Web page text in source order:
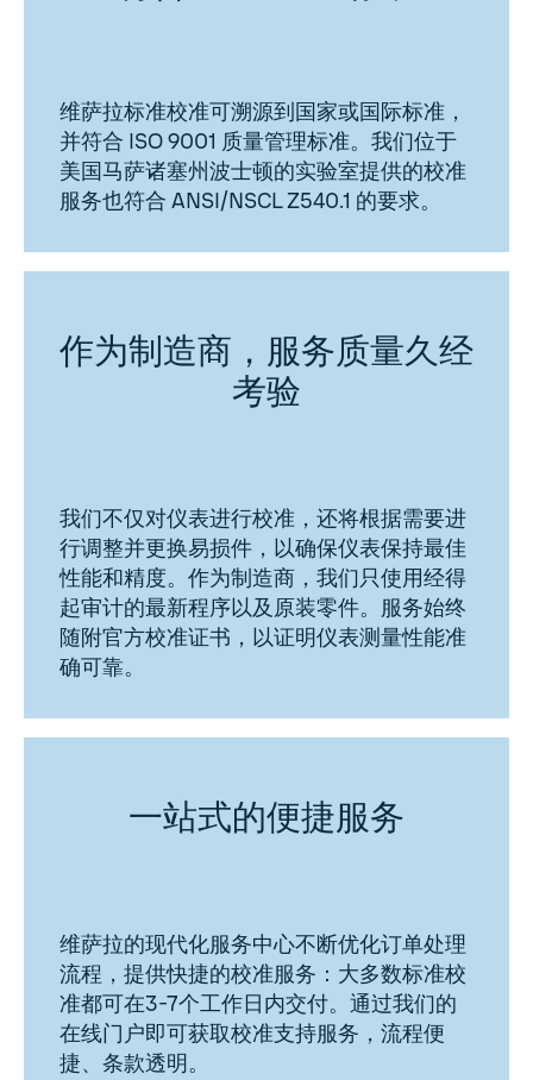
维萨拉标准校准可溯源到国家或国际标准，
并符合 ISO 9001 质量管理标准。我们位于
美国马萨诸塞州波士顿的实验室提供的校准
服务也符合 ANSI/NSCL Z540.1 的要求。
作为制造商，服务质量久经
考验
我们不仅对仪表进行校准，还将根据需要进
行调整并更换易损件，以确保仪表保持最佳
性能和精度。作为制造商，我们只使用经得
起审计的最新程序以及原装零件。服务始终
随附官方校准证书，以证明仪表测量性能准
确可靠。
一站式的便捷服务
维萨拉的现代化服务中心不断优化订单处理
流程，提供快捷的校准服务：大多数标准校
准都可在3-7个工作日内交付。通过我们的
在线门户即可获取校准支持服务，流程便
捷、条款透明。